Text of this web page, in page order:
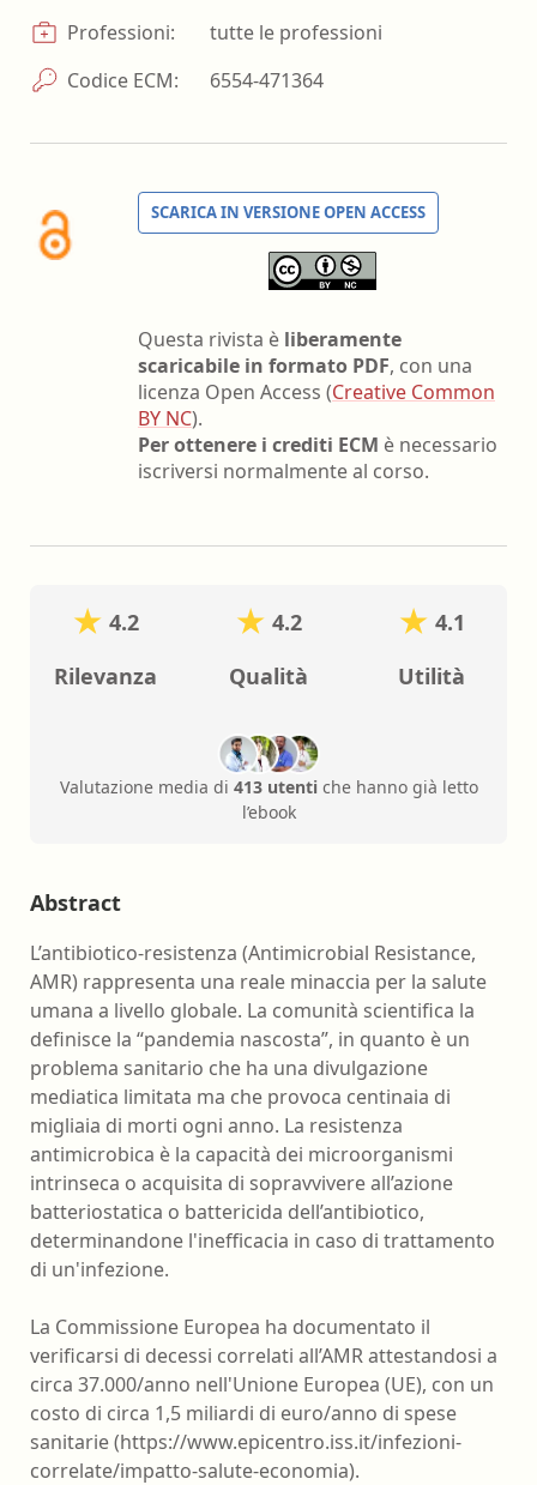
Professioni:
tutte le professioni
Codice ECM:
6554-471364
SCARICA IN VERSIONE OPEN ACCESS
Questa rivista è liberamente
scaricabile in formato PDF, con una
licenza Open Access (Creative Common
BY NC).
Per ottenere i crediti ECM è necessario
iscriversi normalmente al corso.
4.2
Rilevanza
4.2
Qualità
4.1
Utilità
Valutazione media di 413 utentiche hanno già letto
l’ebook
Abstract
L’antibiotico-resistenza (Antimicrobial Resistance,
AMR) rappresenta una reale minaccia per la salute
umana a livello globale. La comunità scientifica la
definisce la “pandemia nascosta”, in quanto è un
problema sanitario che ha una divulgazione
mediatica limitata ma che provoca centinaia di
migliaia di morti ogni anno. La resistenza
antimicrobica è la capacità dei microorganismi
intrinseca o acquisita di sopravvivere all’azione
batteriostatica o battericida dell’antibiotico,
determinandone l'inefficacia in caso di trattamento
di un'infezione.
La Commissione Europea ha documentato il
verificarsi di decessi correlati all’AMR attestandosi a
circa 37.000/anno nell'Unione Europea (UE), con un
costo di circa 1,5 miliardi di euro/anno di spese
sanitarie (https://www.epicentro.iss.it/infezioni-
correlate/impatto-salute-economia).